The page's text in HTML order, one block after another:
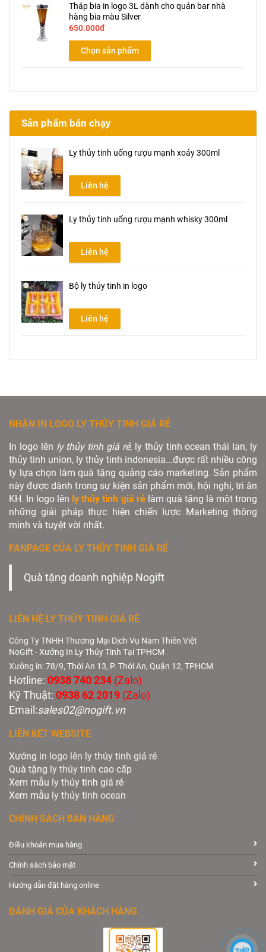
Tháp bia in logo 3L dành cho quán bar nhà
hàng bia màu Silver
650.000đ
Chọn sản phẩm
Sản phẩm bán chạy
Ly thủy tinh uống rượu mạnh xoáy 300ml
Liên hệ
Ly thủy tinh uống rượu mạnh whisky 300ml
Liên hệ
Bộ ly thủy tinh in logo
Liên hệ
NHẬN IN LOGO LY THỦY TINH GIÁ RẺ
In logo lên ly thủy tinh giá rẻ, ly thủy tinh ocean thái lan, ly
thủy tinh union, ly thủy tinh indonesia...được rất nhiều công
ty lựa chọn làm quà tặng quảng cáo marketing. Sản phẩm
này được dành trong sự kiện sản phẩm mới, hội nghị, tri ân
KH. In logo lên ly thủy tinh giá rẻlàm quà tặng là một trong
những giải pháp thực hiện chiến lược Marketing thông
minh và tuyệt vời nhất.
FANPAGE CỦA LY THỦY TINH GIÁ RẺ
Quà tặng doanh nghiệp Nogift
LIÊN HỆ LY THỦY TINH GIÁ RẺ
Công Ty TNHH Thương Mại Dịch Vụ Nam Thiên Việt
NoGift - Xưởng In Ly Thủy Tinh Tại TPHCM
Xưởng in: 78/9, Thới An 13, P. Thới An, Quận 12, TPHCM
Hotline: 0938 740 234 (Zalo)
Kỹ Thuật: 0938 62 2019 (Zalo)
Email:sales02@nogift.vn
LIÊN KẾT WEBSITE
Xưởng in logo lên ly thủy tinh giá rẻ
Quà tặng ly thủy tinh cao cấp
Xem mẫu ly thủy tinh giá rẻ
Xem mẫu ly thủy tinh ocean
CHÍNH SÁCH BÁN HÀNG
Điều khoản mua hàng
Chính sách bảo mật
Hướng dẫn đặt hàng online
ĐÁNH GIÁ CỦA KHÁCH HÀNG